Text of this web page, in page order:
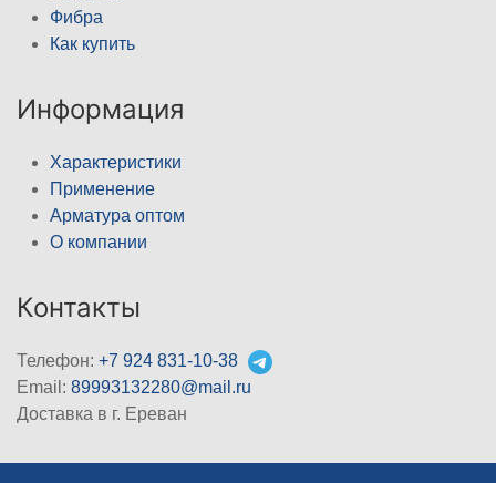
Фибра
Как купить
Информация
Характеристики
Применение
Арматура оптом
О компании
Контакты
Телефон: +7 924 831-10-38
Email: 89993132280@mail.ru
Доставка в г. Ереван